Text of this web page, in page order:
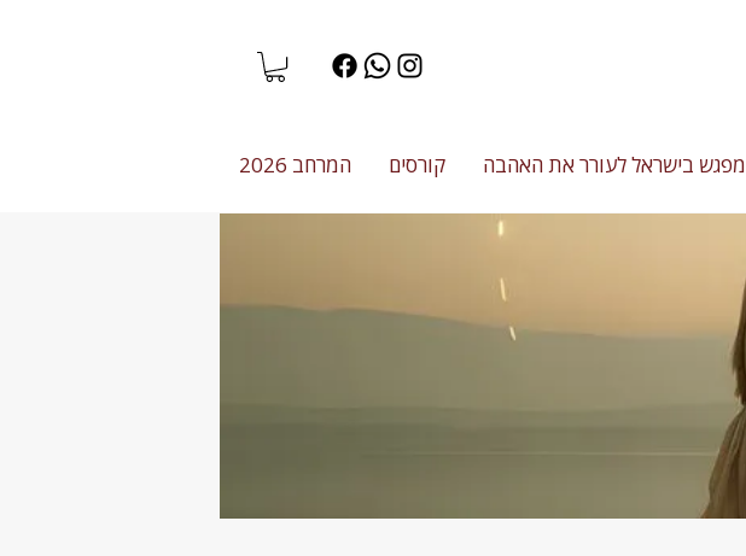
המרחב 2026 קורסים מפגש בישראל לעורר את האהבה